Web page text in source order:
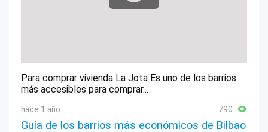
Para comprar vivienda La Jota Es uno de los barrios
más accesibles para comprar...
hace 1 año 790
Guía de los barrios más económicos de Bilbao